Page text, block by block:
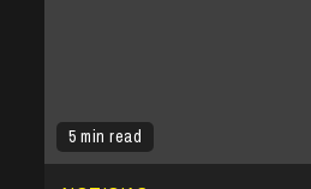
5 min read